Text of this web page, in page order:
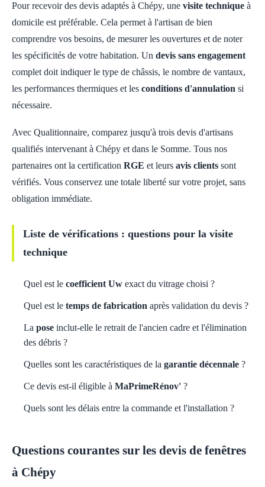
Pour recevoir des devis adaptés à Chépy, une visite technique à
domicile est préférable. Cela permet à l'artisan de bien
comprendre vos besoins, de mesurer les ouvertures et de noter
les spécificités de votre habitation. Un devis sans engagement
complet doit indiquer le type de châssis, le nombre de vantaux,
les performances thermiques et les conditions d'annulation si
nécessaire.
Avec Qualitionnaire, comparez jusqu'à trois devis d'artisans
qualifiés intervenant à Chépy et dans le Somme. Tous nos
partenaires ont la certification RGE et leurs avis clients sont
vérifiés. Vous conservez une totale liberté sur votre projet, sans
obligation immédiate.
Liste de vérifications : questions pour la visite
technique
Quel est le coefficient Uw exact du vitrage choisi ?
Quel est le temps de fabrication après validation du devis ?
La pose inclut-elle le retrait de l'ancien cadre et l'élimination
des débris ?
Quelles sont les caractéristiques de la garantie décennale ?
Ce devis est-il éligible à MaPrimeRénov' ?
Quels sont les délais entre la commande et l'installation ?
Questions courantes sur les devis de fenêtres
à Chépy